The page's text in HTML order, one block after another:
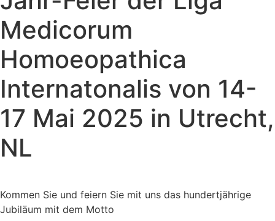
Medicorum
Homoeopathica
Internatonalis von 14-
17 Mai 2025 in Utrecht,
NL
Kommen Sie und feiern Sie mit uns das hundertjährige
Jubiläum mit dem Motto